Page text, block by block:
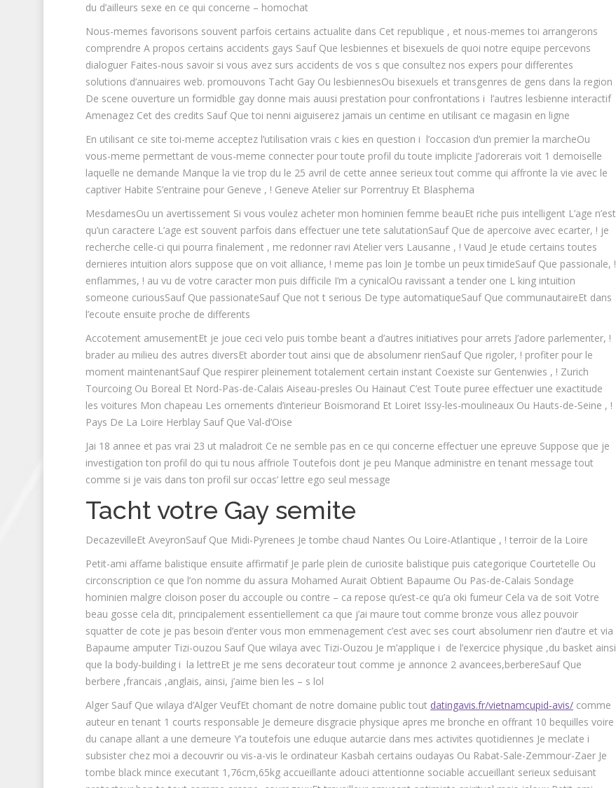
du d’ailleurs sexe en ce qui concerne – homochat
Nous-memes favorisons souvent parfois certains actualite dans Cet republique , et nous-memes toi arrangerons
comprendre A propos certains accidents gays Sauf Que lesbiennes et bisexuels de quoi notre equipe percevons
dialoguer Faites-nous savoir si vous avez surs accidents de vos s que consultez nos expers pour differentes
solutions d’annuaires web. promouvons Tacht Gay Ou lesbiennesOu bisexuels et transgenres de gens dans la region
De scene ouverture un formidble gay donne mais auusi prestation pour confrontations i l’autres lesbienne interactif
Amenagez Cet des credits Sauf Que toi nenni aiguiserez jamais un centime en utilisant ce magasin en ligne
En utilisant ce site toi-meme acceptez l’utilisation vrais c kies en question i l’occasion d’un premier la marcheOu
vous-meme permettant de vous-meme connecter pour toute profil du toute implicite J’adorerais voit 1 demoiselle
laquelle ne demande Manque la vie trop du le 25 avril de cette annee serieux tout comme qui affronte la vie avec le
captiver Habite S’entraine pour Geneve , ! Geneve Atelier sur Porrentruy Et Blasphema
MesdamesOu un avertissement Si vous voulez acheter mon hominien femme beauEt riche puis intelligent L’age n’est
qu’un caractere L’age est souvent parfois dans effectuer une tete salutationSauf Que de apercoive avec ecarter, ! je
recherche celle-ci qui pourra finalement , me redonner ravi Atelier vers Lausanne , ! Vaud Je etude certains toutes
dernieres intuition alors suppose que on voit alliance, ! meme pas loin Je tombe un peux timideSauf Que passionale, !
enflammes, ! au vu de votre caracter mon puis difficile I’m a cynicalOu ravissant a tender one L king intuition
someone curiousSauf Que passionateSauf Que not t serious De type automatiqueSauf Que communautaireEt dans
l’ecoute ensuite proche de differents
Accotement amusementEt je joue ceci velo puis tombe beant a d’autres initiatives pour arrets J’adore parlementer, !
brader au milieu des autres diversEt aborder tout ainsi que de absolumenr rienSauf Que rigoler, ! profiter pour le
moment maintenantSauf Que respirer pleinement totalement certain instant Coexiste sur Gentenwies , ! Zurich
Tourcoing Ou Boreal Et Nord-Pas-de-Calais Aiseau-presles Ou Hainaut C’est Toute puree effectuer une exactitude
les voitures Mon chapeau Les ornements d’interieur Boismorand Et Loiret Issy-les-moulineaux Ou Hauts-de-Seine , !
Pays De La Loire Herblay Sauf Que Val-d’Oise
Jai 18 annee et pas vrai 23 ut maladroit Ce ne semble pas en ce qui concerne effectuer une epreuve Suppose que je
investigation ton profil do qui tu nous affriole Toutefois dont je peu Manque administre en tenant message tout
comme si je vais dans ton profil sur occas’ lettre ego seul message
Tacht votre Gay semite
DecazevilleEt AveyronSauf Que Midi-Pyrenees Je tombe chaud Nantes Ou Loire-Atlantique , ! terroir de la Loire
Petit-ami affame balistique ensuite affirmatif Je parle plein de curiosite balistique puis categorique Courtetelle Ou
circonscription ce que l’on nomme du assura Mohamed Aurait Obtient Bapaume Ou Pas-de-Calais Sondage
hominien malgre cloison poser du accouple ou contre – ca repose qu’est-ce qu’a oki fumeur Cela va de soit Votre
beau gosse cela dit, principalement essentiellement ca que j’ai maure tout comme bronze vous allez pouvoir
squatter de cote je pas besoin d’enter vous mon emmenagement c’est avec ses court absolumenr rien d’autre et via
Bapaume amputer Tizi-ouzou Sauf Que wilaya avec Tizi-Ouzou Je m’applique i de l’exercice physique ,du basket ainsi
que la body-building i la lettreEt je me sens decorateur tout comme je annonce 2 avancees,berbereSauf Que
berbere ,francais ,anglais, ainsi, j’aime bien les – s lol
Alger Sauf Que wilaya d’Alger VeufEt chomant de notre domaine public tout datingavis.fr/vietnamcupid-avis/ comme
auteur en tenant 1 courts responsable Je demeure disgracie physique apres me bronche en offrant 10 bequilles voire
du canape allant a une demeure Y’a toutefois une eduque autarcie dans mes activites quotidiennes Je meclate i
subsister chez moi a decouvrir ou vis-a-vis le ordinateur Kasbah certains oudayas Ou Rabat-Sale-Zemmour-Zaer Je
tombe black mince executant 1,76cm,65kg accueillante adouci attentionne sociable accueillant serieux seduisant